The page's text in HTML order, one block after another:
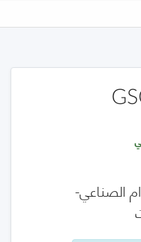
الصناعي-